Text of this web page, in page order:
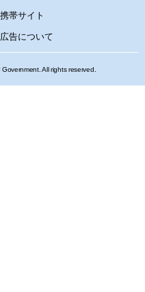
携帯サイト
広告について
All rights reserved.